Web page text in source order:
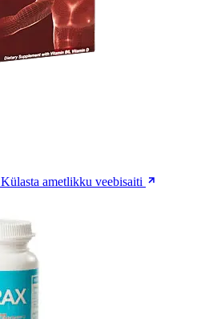
Külasta ametlikku veebisaiti